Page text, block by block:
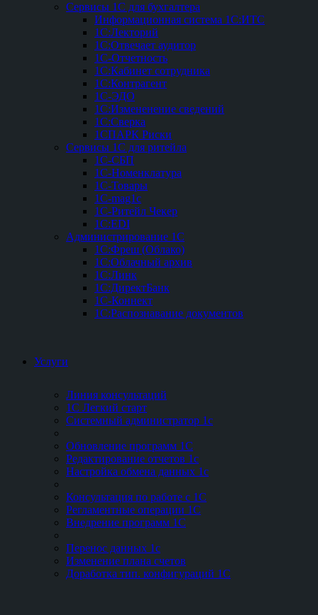
Сервисы 1С для бухгалтера
Информационная система 1С:ИТС
1С:Лекторий
1С:Отвечает аудитор
1С-Отчетность
1С:Кабинет сотрудника
1С:Контрагент
1С-ЭДО
1С:Измененение сведений
1С:Сверка
1СПАРК Риски
Сервисы 1С для ритейла
1С-СБП
1C-Номенклатура
1C-Товары
1C-mag1c
1C-Ритейл Чекер
1C:EDI
Администрирование 1С
1С:Фреш (Облако)
1С:Облачный архив
1С:Линк
1С:ДиректБанк
1С-Коннект
1С:Распознавание документов
Услуги
Линия консультаций
1С Легкий старт
Системный администратор 1с
Обновление программ 1С
Редактирование отчетов 1с
Настройка обмена данных 1с
Консультация по работе с 1С
Регламентные операции 1С
Внедрение программ 1С
Перенос данных 1с
Изменение плана счетов
Доработка тип. конфигураций 1С